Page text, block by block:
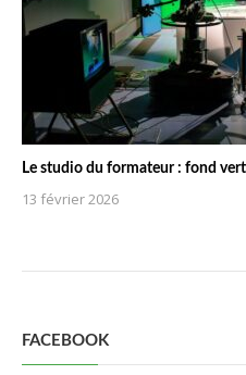
Le studio du formateur : fond
13 février 2026
FACEBOOK